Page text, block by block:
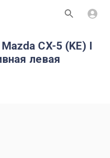
CX-5 (KE) I
левая